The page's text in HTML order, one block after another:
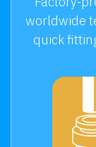
worldwide
quick